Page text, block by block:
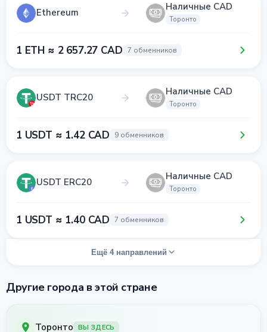
Ethereum Наличные CAD
Торонто
1 ETH ≈ 2 657.27 CAD 7 обменников
USDT TRC20 Наличные CAD
Торонто
1 USDT ≈ 1.42 CAD 9 обменников
USDT ERC20 Наличные CAD
Торонто
1 USDT ≈ 1.40 CAD 7 обменников
Ещё 4 направлений
Другие города в этой стране
Торонто ВЫ ЗДЕСЬ